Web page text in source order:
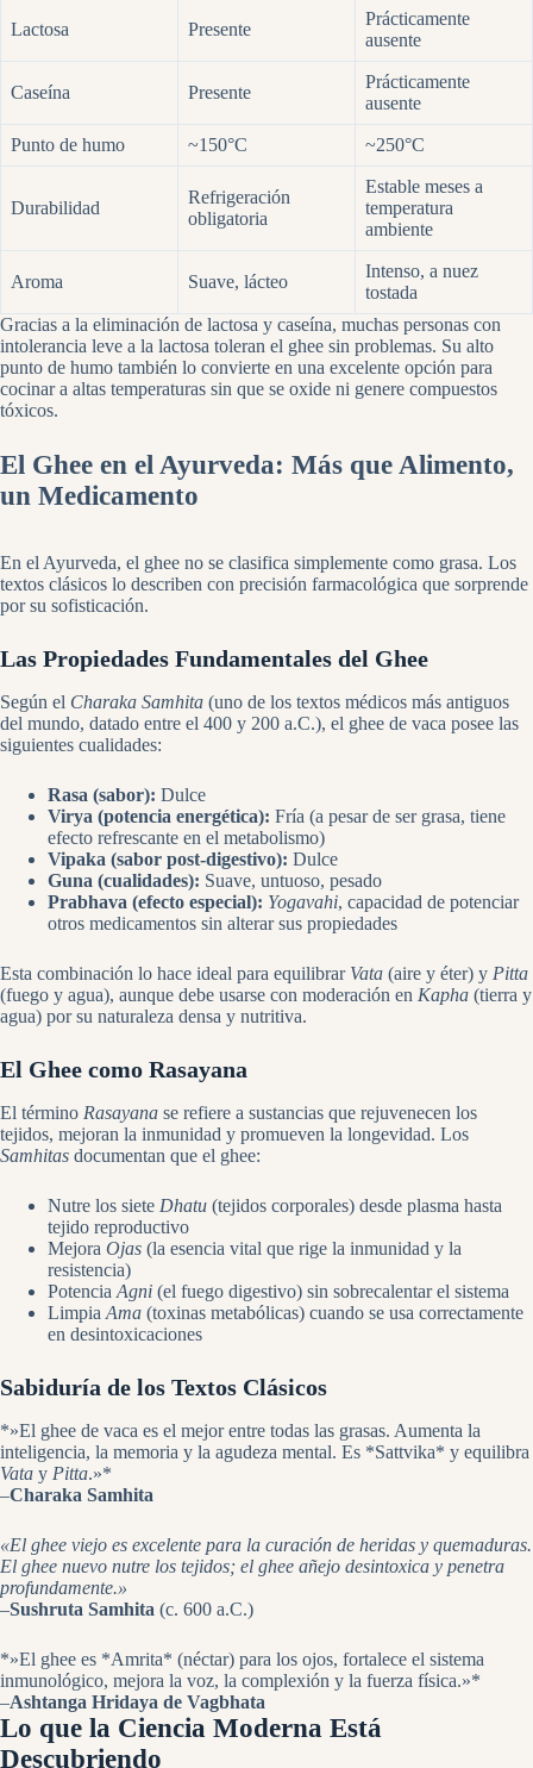
Lactosa Presente
Prácticamente
ausente
Caseína Presente
Prácticamente
ausente
Punto de humo ~150°C ~250°C
Durabilidad
Refrigeración
obligatoria
Estable meses a
temperatura
ambiente
Aroma Suave, lácteo
Intenso, a nuez
tostada
Gracias a la eliminación de lactosa y caseína, muchas personas con
intolerancia leve a la lactosa toleran el ghee sin problemas. Su alto
punto de humo también lo convierte en una excelente opción para
cocinar a altas temperaturas sin que se oxide ni genere compuestos
tóxicos.
El Ghee en el Ayurveda: Más que Alimento,
un Medicamento
En el Ayurveda, el ghee no se clasifica simplemente como grasa. Los
textos clásicos lo describen con precisión farmacológica que sorprende
por su sofisticación.
Las Propiedades Fundamentales del Ghee
Según el Charaka Samhita (uno de los textos médicos más antiguos
del mundo, datado entre el 400 y 200 a.C.), el ghee de vaca posee las
siguientes cualidades:
Rasa (sabor): Dulce
Virya (potencia energética): Fría (a pesar de ser grasa, tiene
efecto refrescante en el metabolismo)
Vipaka (sabor post-digestivo): Dulce
Guna (cualidades): Suave, untuoso, pesado
Prabhava (efecto especial): Yogavahi, capacidad de potenciar
otros medicamentos sin alterar sus propiedades
Esta combinación lo hace ideal para equilibrar Vata (aire y éter) y Pitta
(fuego y agua), aunque debe usarse con moderación en Kapha (tierra y
agua) por su naturaleza densa y nutritiva.
El Ghee como Rasayana
El término Rasayana se refiere a sustancias que rejuvenecen los
tejidos, mejoran la inmunidad y promueven la longevidad. Los
Samhitas documentan que el ghee:
Nutre los siete Dhatu (tejidos corporales) desde plasma hasta
tejido reproductivo
Mejora Ojas (la esencia vital que rige la inmunidad y la
resistencia)
Potencia Agni (el fuego digestivo) sin sobrecalentar el sistema
Limpia Ama (toxinas metabólicas) cuando se usa correctamente
en desintoxicaciones
Sabiduría de los Textos Clásicos
*»El ghee de vaca es el mejor entre todas las grasas. Aumenta la
inteligencia, la memoria y la agudeza mental. Es *Sattvika* y equilibra
Vata y Pitta.»*
–Charaka Samhita
«El ghee viejo es excelente para la curación de heridas y quemaduras.
El ghee nuevo nutre los tejidos; el ghee añejo desintoxica y penetra
profundamente.»
–Sushruta Samhita (c. 600 a.C.)
*»El ghee es *Amrita* (néctar) para los ojos, fortalece el sistema
inmunológico, mejora la voz, la complexión y la fuerza física.»*
–Ashtanga Hridaya de Vagbhata
Lo que la Ciencia Moderna Está
Descubriendo